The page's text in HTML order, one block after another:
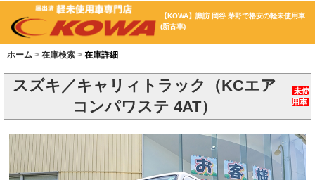
【KOWA】諏訪 岡谷 茅野で格安の軽未使用車
(新古車)
ホーム 在庫検索 在庫詳細
スズキ／キャリィトラック（KCエア
コンパワステ 4AT）
未使
用車